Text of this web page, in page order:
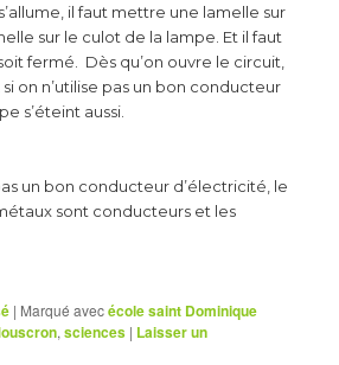
il faut mettre une lamelle sur
sur le culot de la lampe. Et il faut
fermé. Dès qu’on ouvre le circuit,
on n’utilise pas un bon conducteur
s’éteint aussi.
un bon conducteur d’électricité, le
sont conducteurs et les
| Marqué avecécole saint Dominique
,sciences | Laisser un